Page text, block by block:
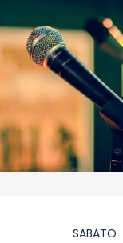
Orari e
SABATO